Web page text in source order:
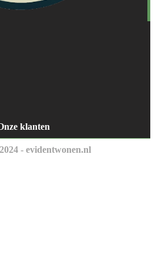
klanten
- evidentwonen.nl